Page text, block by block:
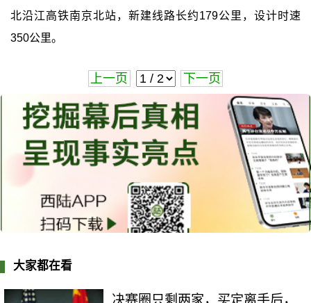
北沿江高铁南京北站，新建线路长约179公里，设计时速
350公里。
上一页 下一页
大家都在看